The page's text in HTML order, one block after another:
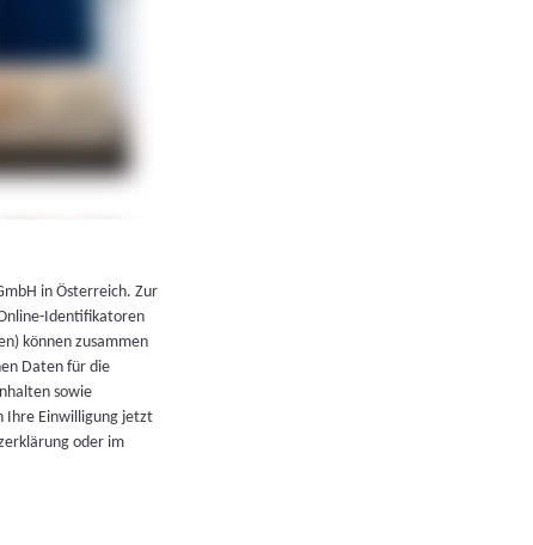
in Österreich. Zur
Identifikatoren
können zusammen
Daten für die
sowie
Ihre Einwilligung jetzt
oder im